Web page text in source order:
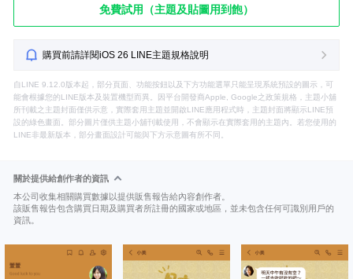
免費試用（主題及貼圖用到飽）
購買前請詳閱iOS 26 LINE主題規格說明
自LINE 9.12.0版本起，部分頁面、功能按鈕以及下方功能選單只能呈現系統預設的圖示，可
能會根據您的LINE版本及裝置機型而異。因平台開發商Apple, Google之政策規格，主題小舖
所刊載之主題封面僅供示意，實際套用主題並開啟LINE應用程式時，主題封面將顯示LINE預
設的綠色畫面。部分圖片僅供主題小舖刊載使用，不會顯示在實際套用的主題內。若您使用的
LINE非最新版本，部分畫面設計可能與下方示意圖有所不同。
關於提供給創作者的資訊
本公司收集相關購買數據以提供販售報告給內容創作者。
該販售報告包含購買日期及購買者所註冊的國家或地區，並未包含任何可識別用戶的
資訊。